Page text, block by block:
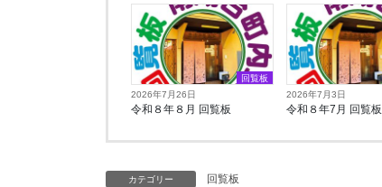
回覧板
2026年7月26日
令和８年８月 回覧板
2026年7月3日
令和８年7月 回覧板
カテゴリー 回覧板